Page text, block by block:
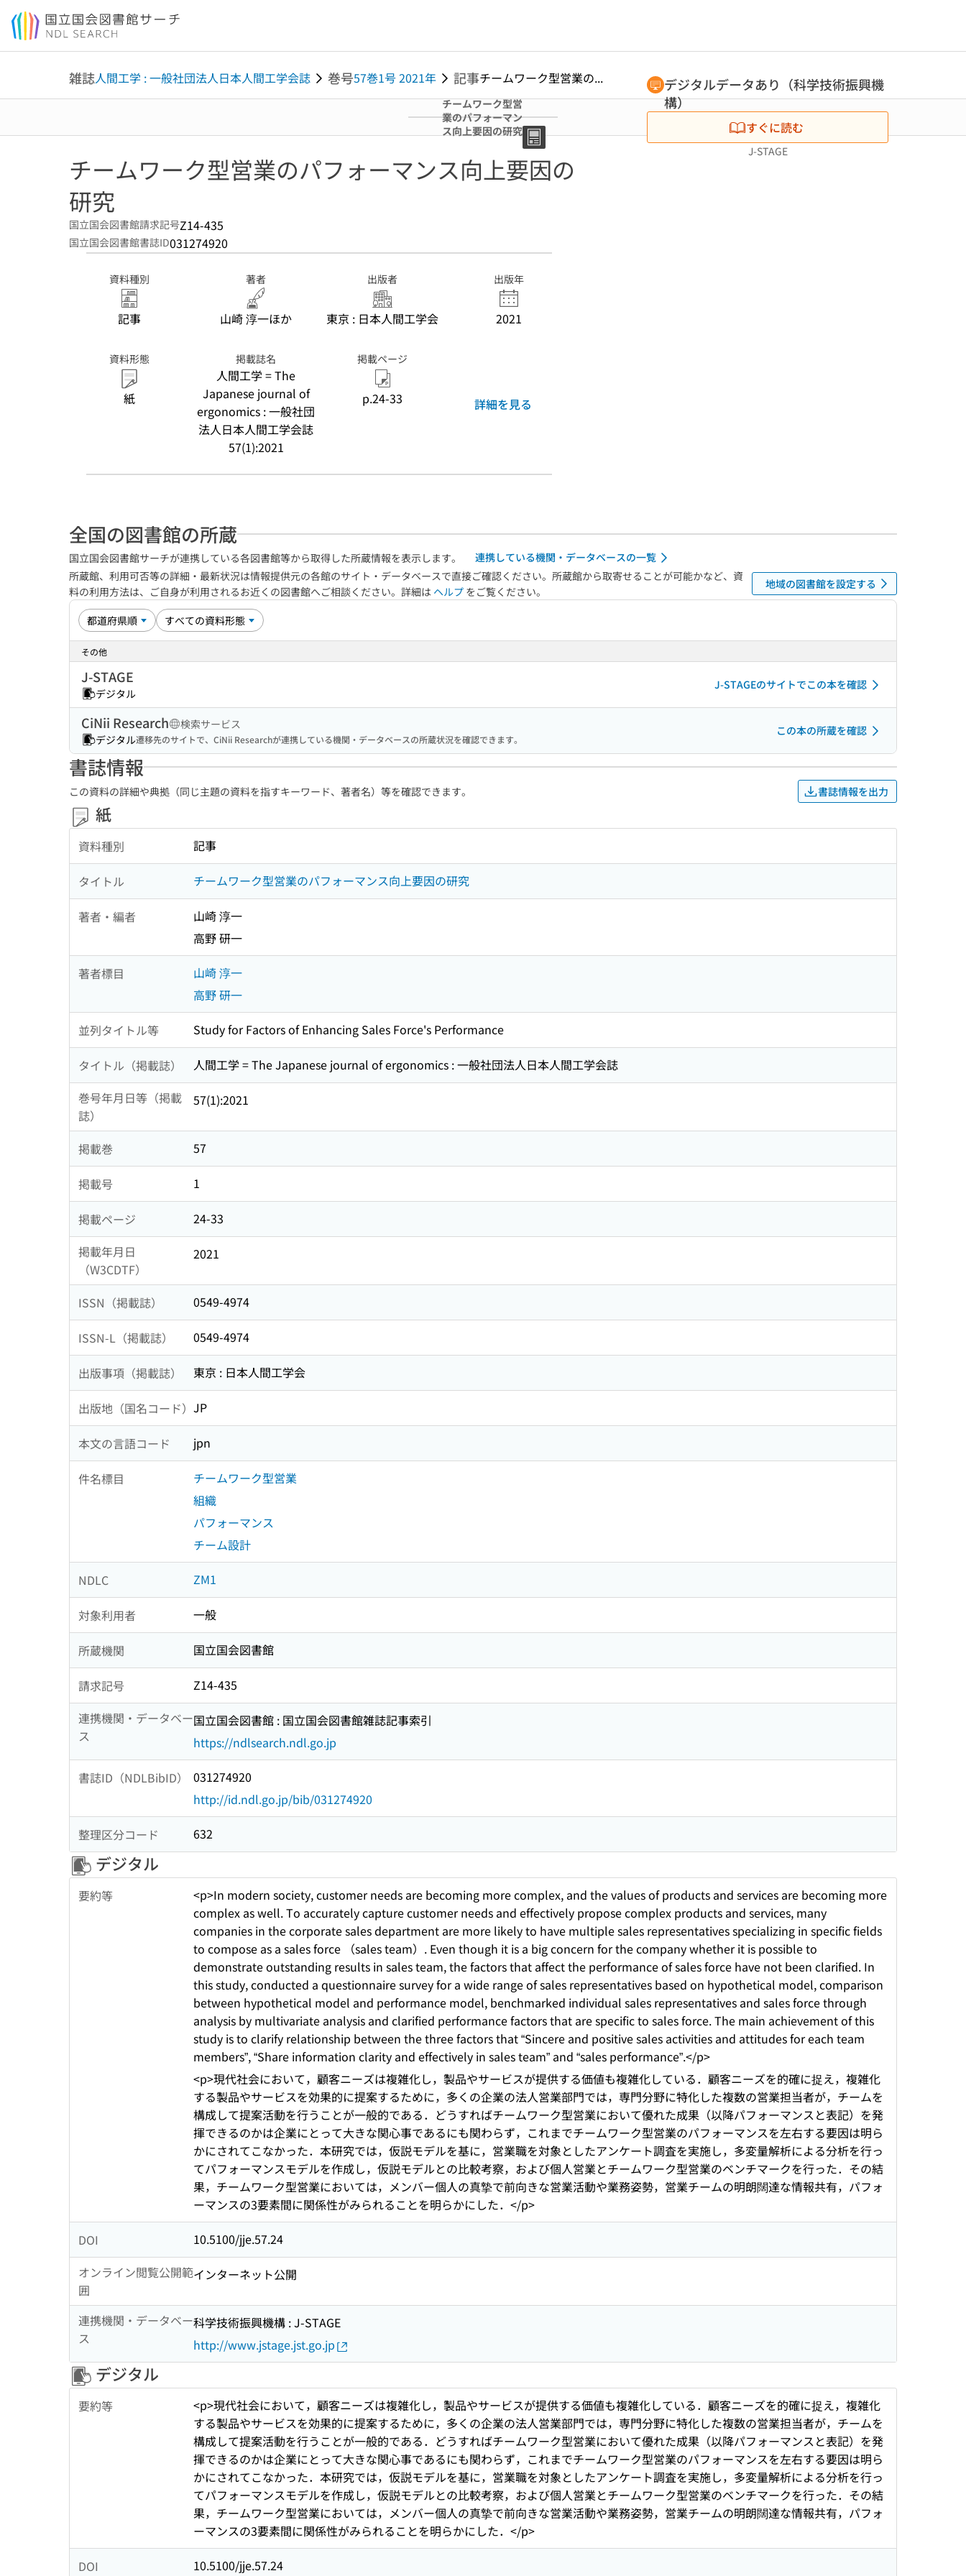
本文へ移動
雑誌人間工学 : 一般社団法人日本人間工学会誌 巻号57巻1号 2021年 記事チームワーク型営業の...
チームワーク型営
業のパフォーマン
ス向上要因の研究
デジタルデータあり（科学技術振興機
構）
すぐに読む
J-STAGE
チームワーク型営業のパフォーマンス向上要因の
研究
国立国会図書館請求記号Z14-435
国立国会図書館書誌ID031274920
資料種別
記事
著者
山崎 淳一ほか
出版者
東京 : 日本人間工学会
出版年
2021
資料形態
紙
掲載誌名
人間工学 = The
Japanese journal of
ergonomics : 一般社団
法人日本人間工学会誌
57(1):2021
掲載ページ
p.24-33 詳細を見る
全国の図書館の所蔵
国立国会図書館サーチが連携している各図書館等から取得した所蔵情報を表示します。
連携している機関・データベースの一覧
所蔵館、利用可否等の詳細・最新状況は情報提供元の各館のサイト・データベースで直接ご確認ください。所蔵館から取寄せることが可能かなど、資
料の利用方法は、ご自身が利用されるお近くの図書館へご相談ください。詳細は ヘルプ をご覧ください。
地域の図書館を設定する
その他
J-STAGE
デジタル
J-STAGEのサイトでこの本を確認
CiNii Research
検索サービス
デジタル遷移先のサイトで、CiNii Researchが連携している機関・データベースの所蔵状況を確認できます。
この本の所蔵を確認
書誌情報
この資料の詳細や典拠（同じ主題の資料を指すキーワード、著者名）等を確認できます。 書誌情報を出力
紙
資料種別 記事
タイトル チームワーク型営業のパフォーマンス向上要因の研究
著者・編者
山崎 淳一
高野 研一
著者標目
山崎 淳一
高野 研一
並列タイトル等 Study for Factors of Enhancing Sales Force's Performance
タイトル（掲載誌）
人間工学 = The Japanese journal of ergonomics : 一般社団法人日本人間工学会誌
巻号年月日等（掲載
誌）
57(1):2021
掲載巻 57
掲載号 1
掲載ページ
24-33
掲載年月日
（W3CDTF）
2021
ISSN（掲載誌） 0549-4974
ISSN-L（掲載誌） 0549-4974
出版事項（掲載誌） 東京 : 日本人間工学会
出版地（国名コード） JP
本文の言語コード jpn
件名標目
チームワーク型営業
組織
パフォーマンス
チーム設計
NDLC ZM1
対象利用者 一般
所蔵機関 国立国会図書館
請求記号
Z14-435
連携機関・データベー
ス
国立国会図書館 : 国立国会図書館雑誌記事索引
https://ndlsearch.ndl.go.jp
書誌ID（NDLBibID）
031274920
http://id.ndl.go.jp/bib/031274920
整理区分コード 632
デジタル
要約等
<p>In modern society, customer needs are becoming more complex, and the values of products and services are becoming more
complex as well. To accurately capture customer needs and effectively propose complex products and services, many
companies in the corporate sales department are more likely to have multiple sales representatives specializing in specific fields
to compose as a sales force （sales team）. Even though it is a big concern for the company whether it is possible to
demonstrate outstanding results in sales team, the factors that affect the performance of sales force have not been clarified. In
this study, conducted a questionnaire survey for a wide range of sales representatives based on hypothetical model, comparison
between hypothetical model and performance model, benchmarked individual sales representatives and sales force through
analysis by multivariate analysis and clarified performance factors that are specific to sales force. The main achievement of this
study is to clarify relationship between the three factors that “Sincere and positive sales activities and attitudes for each team
members”, “Share information clarity and effectively in sales team” and “sales performance”.</p>
<p>現代社会において，顧客ニーズは複雑化し，製品やサービスが提供する価値も複雑化している．顧客ニーズを的確に捉え，複雑化
する製品やサービスを効果的に提案するために，多くの企業の法人営業部門では，専門分野に特化した複数の営業担当者が，チームを
構成して提案活動を行うことが一般的である．どうすればチームワーク型営業において優れた成果（以降パフォーマンスと表記）を発
揮できるのかは企業にとって大きな関心事であるにも関わらず，これまでチームワーク型営業のパフォーマンスを左右する要因は明ら
かにされてこなかった．本研究では，仮説モデルを基に，営業職を対象としたアンケート調査を実施し，多変量解析による分析を行っ
てパフォーマンスモデルを作成し，仮説モデルとの比較考察，および個人営業とチームワーク型営業のベンチマークを行った．その結
果，チームワーク型営業においては，メンバー個人の真摯で前向きな営業活動や業務姿勢，営業チームの明朗闊達な情報共有，パフォ
ーマンスの3要素間に関係性がみられることを明らかにした．</p>
DOI
10.5100/jje.57.24
オンライン閲覧公開範
囲
インターネット公開
連携機関・データベー
ス
科学技術振興機構 : J-STAGE
http://www.jstage.jst.go.jp
デジタル
要約等
<p>現代社会において，顧客ニーズは複雑化し，製品やサービスが提供する価値も複雑化している．顧客ニーズを的確に捉え，複雑化
する製品やサービスを効果的に提案するために，多くの企業の法人営業部門では，専門分野に特化した複数の営業担当者が，チームを
構成して提案活動を行うことが一般的である．どうすればチームワーク型営業において優れた成果（以降パフォーマンスと表記）を発
揮できるのかは企業にとって大きな関心事であるにも関わらず，これまでチームワーク型営業のパフォーマンスを左右する要因は明ら
かにされてこなかった．本研究では，仮説モデルを基に，営業職を対象としたアンケート調査を実施し，多変量解析による分析を行っ
てパフォーマンスモデルを作成し，仮説モデルとの比較考察，および個人営業とチームワーク型営業のベンチマークを行った．その結
果，チームワーク型営業においては，メンバー個人の真摯で前向きな営業活動や業務姿勢，営業チームの明朗闊達な情報共有，パフォ
ーマンスの3要素間に関係性がみられることを明らかにした．</p>
DOI 10.5100/jje.57.24